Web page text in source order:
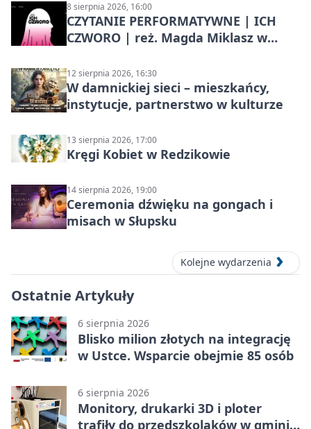
8 sierpnia 2026, 16:00
CZYTANIE PERFORMATYWNE | ICH
CZWORO | reż. Magda Miklasz w
12 sierpnia 2026, 16:30
W damnickiej sieci – mieszkańcy,
instytucje, partnerstwo w kulturze
13 sierpnia 2026, 17:00
Kręgi Kobiet w Redzikowie
14 sierpnia 2026, 19:00
Ceremonia dźwięku na gongach i
misach w Słupsku
Kolejne wydarzenia
Ostatnie Artykuły
6 sierpnia 2026
Blisko milion złotych na integrację
w Ustce. Wsparcie obejmie 85 osób
6 sierpnia 2026
Monitory, drukarki 3D i ploter
trafiły do przedszkolaków w gminie